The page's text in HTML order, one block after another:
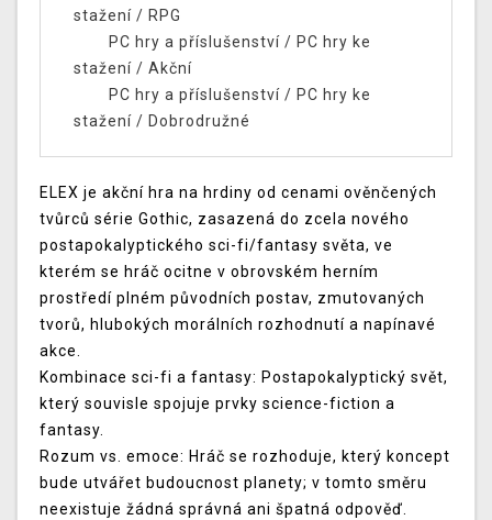
stažení / RPG
PC hry a příslušenství/ PC hry ke
stažení / Akční
PC hry a příslušenství/ PC hry ke
stažení / Dobrodružné
ELEX je akční hra na hrdiny od cenami ověnčených
tvůrců série Gothic, zasazená do zcela nového
postapokalyptického sci-fi/fantasy světa, ve
kterém se hráč ocitne v obrovském herním
prostředí plném původních postav, zmutovaných
tvorů, hlubokých morálních rozhodnutí a napínavé
akce.
Kombinace sci-fi a fantasy: Postapokalyptický svět,
který souvisle spojuje prvky science-fiction a
fantasy.
Rozum vs. emoce: Hráč se rozhoduje, který koncept
bude utvářet budoucnost planety; v tomto směru
neexistuje žádná správná ani špatná odpověď.